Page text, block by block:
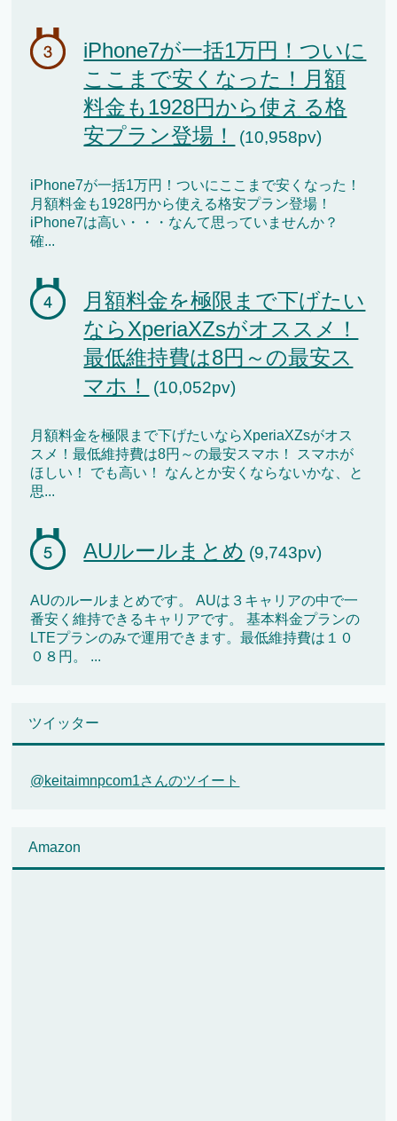
iPhone7が一括1万円！ついに
ここまで安くなった！月額
料金も1928円から使える格
安プラン登場！
(10,958pv)
iPhone7が一括1万円！ついにここまで安くなった！
月額料金も1928円から使える格安プラン登場！
iPhone7は高い・・・なんて思っていませんか？
確...
月額料金を極限まで下げたい
ならXperiaXZsがオススメ！
最低維持費は8円～の最安ス
マホ！
(10,052pv)
月額料金を極限まで下げたいならXperiaXZsがオス
スメ！最低維持費は8円～の最安スマホ！ スマホが
ほしい！ でも高い！ なんとか安くならないかな、と
思...
AUルールまとめ (9,743pv)
AUのルールまとめです。 AUは３キャリアの中で一
番安く維持できるキャリアです。 基本料金プランの
LTEプランのみで運用できます。最低維持費は１０
０８円。 ...
ツイッター
@keitaimnpcom1さんのツイート
Amazon